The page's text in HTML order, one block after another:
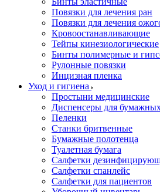
Повязки для лечения ран
Повязки для лечения
Кровоостанавливающие
Тейпы кинезиологические
Бинты полимерные и
Рулонные повязки
Инцизная пленка
Уход и гигиена
Простыни медицинские
Диспенсеры для
Пеленки
Станки бритвенные
Бумажные полотенца
Туалетная бумага
Салфетки
Салфетки спанлейс
Салфетки для пациентов